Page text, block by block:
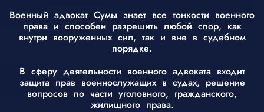
Военный адвокат Сумы знает все тонкости военного
права и способен разрешить любой спор, как
внутри вооруженных сил, так и вне в судебном
порядке.
В сферу деятельности военного адвоката входит
защита прав военнослужащих в судах, решение
вопросов по части уголовного, гражданского,
жилищного права.